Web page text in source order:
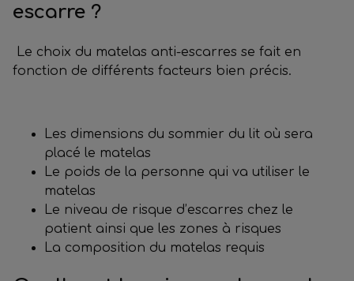
escarre ?
Le choix du matelas anti-escarres se fait en
fonction de différents facteurs bien précis.
Les dimensions du sommier du lit où sera
placé le matelas
Le poids de la personne qui va utiliser le
matelas
Le niveau de risque d’escarres chez le
patient ainsi que les zones à risques
La composition du matelas requis